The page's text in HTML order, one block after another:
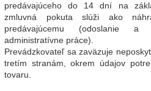
predávajúceho do 14 dní na
zmluvná pokuta slúži ako
predávajúcemu (odoslanie a
administratívne práce).
Prevádzkovateľ sa zaväzuje
tretím stranám, okrem údajov
tovaru.